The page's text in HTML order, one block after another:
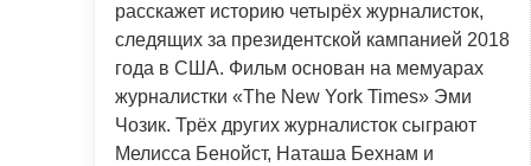
расскажет историю четырёх журналисток,
следящих за президентской кампанией 2018
года в США. Фильм основан на мемуарах
журналистки «The New York Times» Эми
Чозик. Трёх других журналисток сыграют
Мелисса Бенойст, Наташа Бехнам и